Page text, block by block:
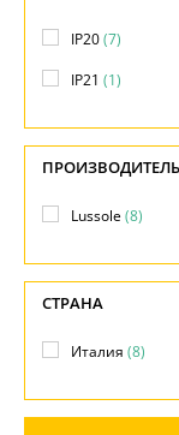
Диаметр, см
-
ПОВЕРХНОСТЬ
НАПРАВЛЕНИЕ
Вниз(8)
Стекло(6)
МАТЕРИАЛ
Общая мощность
Напряжение
-
IP20(7)
IP21 (1)
ПРОИЗВОДИТЕЛЬ
Lussole(8)
СТРАНА
Италия (8)